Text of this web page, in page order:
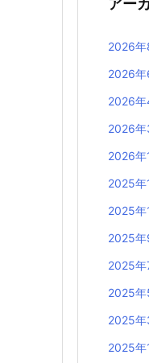
アー
2026年
2026年
2026年
2026年
2026年
2025年
2025年
2025年
2025年
2025年
2025年
2025年